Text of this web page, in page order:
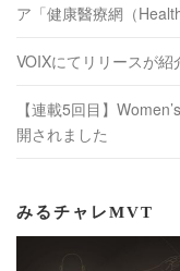
ア「健康醫療網（
VOIXにてリリースが紹
【連載5回目】
開されました
みるチャレMVT